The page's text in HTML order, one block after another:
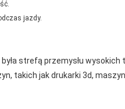
jazdy.
strefą przemysłu
takich jak drukarki 3d,